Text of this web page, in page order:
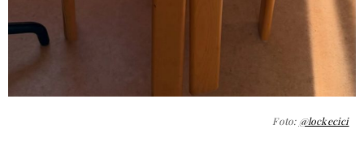
Foto: @lockecici